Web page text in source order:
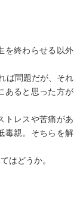
を終わらせる以外
ば問題だが、それ
あると思った方が
トレスや苦痛があ
毒親。そちらを解
はどうか。